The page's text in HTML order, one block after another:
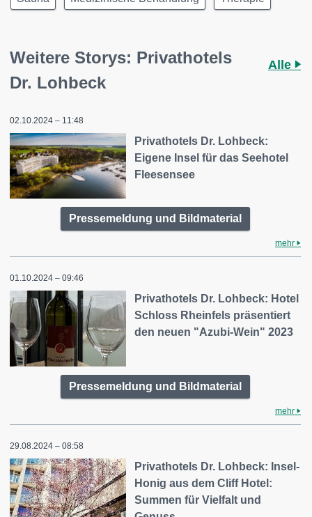
Weitere Storys: Privathotels
Dr. Lohbeck
Alle
02.10.2024 – 11:48
Privathotels Dr. Lohbeck:
Eigene Insel für das Seehotel
Fleesensee
Pressemeldung und Bildmaterial
mehr
01.10.2024 – 09:46
Privathotels Dr. Lohbeck: Hotel
Schloss Rheinfels präsentiert
den neuen "Azubi-Wein" 2023
Pressemeldung und Bildmaterial
mehr
29.08.2024 – 08:58
Privathotels Dr. Lohbeck: Insel-
Honig aus dem Cliff Hotel:
Summen für Vielfalt und